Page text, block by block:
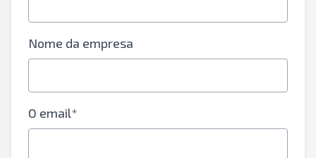
Nome da empresa
O email*